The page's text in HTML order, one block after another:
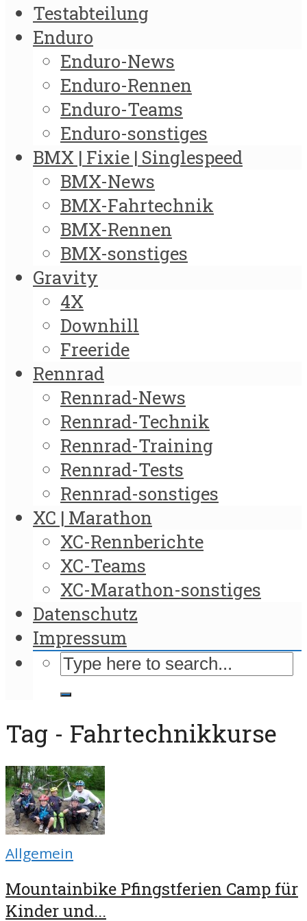
Testabteilung
Enduro
Enduro-News
Enduro-Rennen
Enduro-Teams
Enduro-sonstiges
BMX | Fixie | Singlespeed
BMX-News
BMX-Fahrtechnik
BMX-Rennen
BMX-sonstiges
Gravity
4X
Downhill
Freeride
Rennrad
Rennrad-News
Rennrad-Technik
Rennrad-Training
Rennrad-Tests
Rennrad-sonstiges
XC | Marathon
XC-Rennberichte
XC-Teams
XC-Marathon-sonstiges
Datenschutz
Impressum
Tag - Fahrtechnikkurse
Allgemein
Mountainbike Pfingstferien Camp für
Kinder und...